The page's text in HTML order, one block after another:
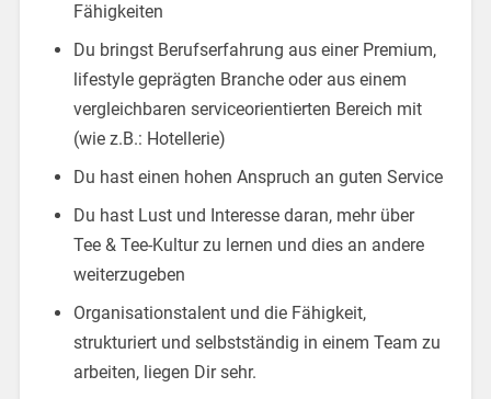
Fähigkeiten
Du bringst Berufserfahrung aus einer Premium,
lifestyle geprägten Branche oder aus einem
vergleichbaren serviceorientierten Bereich mit
(wie z.B.: Hotellerie)
Du hast einen hohen Anspruch an guten Service
Du hast Lust und Interesse daran, mehr über
Tee & Tee-Kultur zu lernen und dies an andere
weiterzugeben
Organisationstalent und die Fähigkeit,
strukturiert und selbstständig in einem Team zu
arbeiten, liegen Dir sehr.